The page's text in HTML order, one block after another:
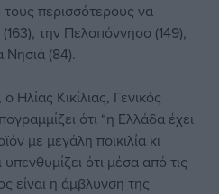
τους περισσότερους να
την Πελοπόννησο (149),
Νησιά (84).
Κικίλιας, Γενικός
ότι “η Ελλάδα έχει
με μεγάλη ποικιλία κι
ότι μέσα από τις
είναι η άμβλυνση της